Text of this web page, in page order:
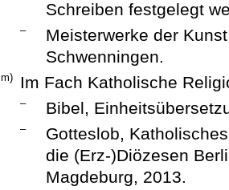
Schreiben festgelegt
–
Meisterwerke der
Schwenningen.
m) Im Fach Katholische
– Bibel,
–
Gotteslob,
die (Erz-)Diözesen
Magdeburg, 2013.